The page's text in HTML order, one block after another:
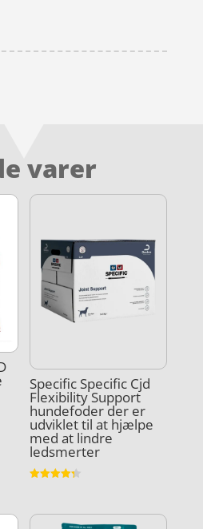
varer
Specific Specific Cjd
Flexibility Support
hundefoder der er
udviklet til at hjælpe
med at lindre
ledsmerter